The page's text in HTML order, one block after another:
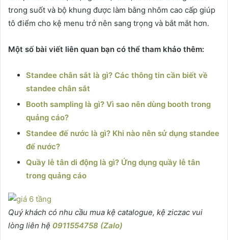
trong suốt và bộ khung được làm bằng nhôm cao cấp giúp
tô điểm cho kệ menu trở nên sang trọng và bắt mắt hơn.
Một số bài viết liên quan bạn có thể tham khảo thêm:
Standee chân sắt là gì? Các thông tin cần biết về
standee chân sắt
Booth sampling là gì? Vì sao nên dùng booth trong
quảng cáo?
Standee đế nước là gì? Khi nào nên sử dụng standee
đế nước?
Quầy lễ tân di động là gì? Ứng dụng quầy lễ tân
trong quảng cáo
Quý khách có nhu cầu mua kệ catalogue, kệ ziczac vui
lòng liên hệ 0911554758 (Zalo)